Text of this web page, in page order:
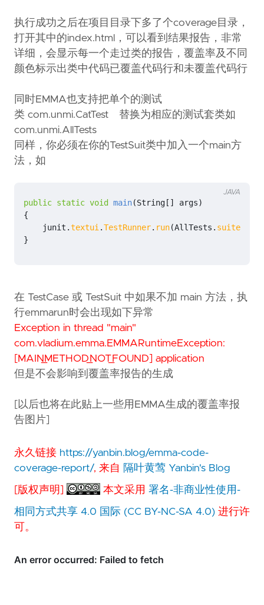
执行成功之后在项目目录下多了个coverage目录，
打开其中的index.html，可以看到结果报告，非常
详细，会显示每一个走过类的报告，覆盖率及不同
颜色标示出类中代码已覆盖代码行和未覆盖代码行
同时EMMA也支持把单个的测试
类 com.unmi.CatTest 替换为相应的测试套类如
com.unmi.AllTests
同样，你必须在你的TestSuit类中加入一个main方
法，如
public static void main(String [] args)
{
junit .textui.TestRunner. run(AllTests . suite
}
JAVA
在 TestCase 或 TestSuit 中如果不加 main 方法，执
行emmarun时会出现如下异常
Exception in thread "main"
com.vladium.emma.EMMARuntimeException:
[MAIN_METHOD_NOT_FOUND] application
但是不会影响到覆盖率报告的生成
[以后也将在此贴上一些用EMMA生成的覆盖率报
告图片]
永久链接 https://yanbin.blog/emma-code-
coverage-report/, 来自 隔叶黄莺 Yanbin's Blog
[版权声明] 本文采用署名-非商业性使用-
相同方式共享 4.0 国际 (CC BY-NC-SA 4.0) 进行许
可。